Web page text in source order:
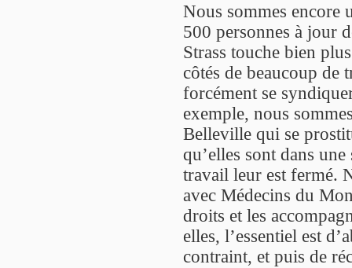
Nous sommes encore
500 personnes à jour
Strass touche bien
côtés de beaucoup de
forcément se
exemple, nous
Belleville qui se
qu’elles sont dans
travail leur est fermé.
avec Médecins du
droits et les
elles, l’essentiel est
contraint, et puis de